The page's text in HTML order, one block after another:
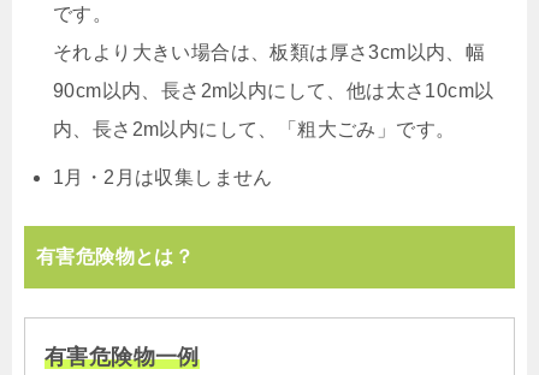
です。
それより大きい場合は、板類は厚さ3cm以内、幅
90cm以内、長さ2m以内にして、他は太さ10cm以
内、長さ2m以内にして、「粗大ごみ」です。
1月・2月は収集しません
有害危険物とは？
有害危険物一例